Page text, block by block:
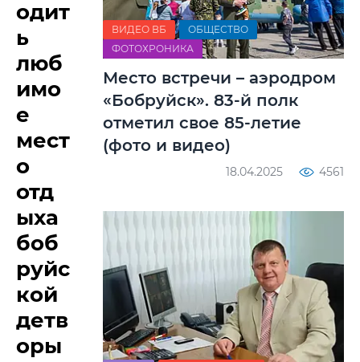
одит
ь
люб
имо
е
мест
о
отд
ыха
боб
руйс
кой
детв
оры
ВИДЕО ВБ
ОБЩЕСТВО
ФОТОХРОНИКА
Место встречи – аэродром
«Бобруйск». 83-й полк
отметил свое 85-летие
(фото и видео)
18.04.2025 4561